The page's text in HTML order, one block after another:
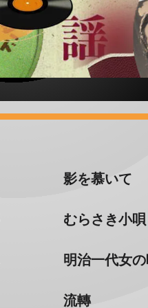
影を慕いて
むらさき小唄
明治一代女
流轉